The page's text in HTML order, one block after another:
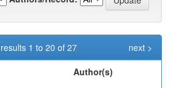
1 to 20 of 27
next >
Author(s)